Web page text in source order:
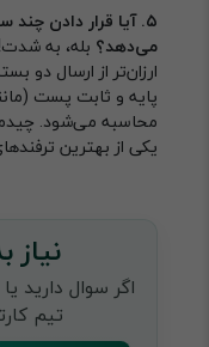
۵. آیا قرار دادن
می‌دهد؟
پایه و ثابت پست
محاسبه می‌شود.
یکی از بهترین
نیاز
اگر سوال دارید
تیم